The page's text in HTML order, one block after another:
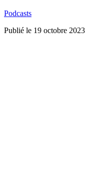
Podcasts
Publié le 19 octobre 2023